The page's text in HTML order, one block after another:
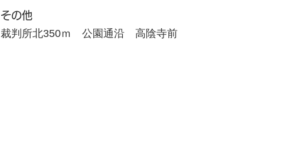
その他
裁判所北350ｍ 公園通沿 高陰寺前